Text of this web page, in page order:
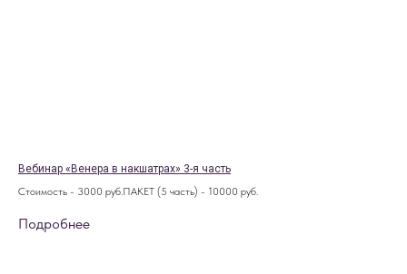
Вебинар «Венера в накшатрах» 3-я часть
Стоимость - 3000 руб.ПАКЕТ (5 часть) - 10000 руб.
Подробнее